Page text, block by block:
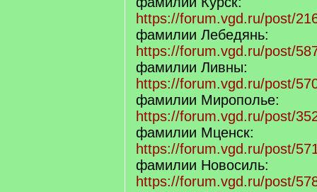
https://forum.vgd.ru/post/
фамилии Лебедянь:
https://forum.vgd.ru/post/
фамилии Ливны:
https://forum.vgd.ru/post/
фамилии Мирополье:
https://forum.vgd.ru/post/
фамилии Мценск:
https://forum.vgd.ru/post/
фамилии Новосиль:
https://forum.vgd.ru/post/